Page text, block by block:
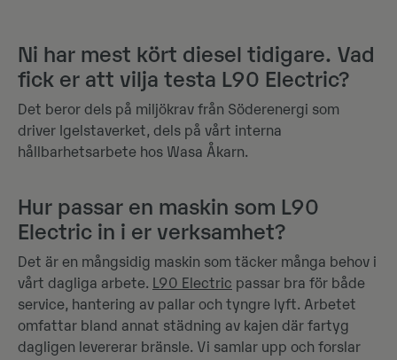
Ni har mest kört diesel tidigare. Vad
fick er att vilja testa L90 Electric?
Det beror dels på miljökrav från Söderenergi som
driver Igelstaverket, dels på vårt interna
hållbarhetsarbete hos Wasa Åkarn.
Hur passar en maskin som L90
Electric in i er verksamhet?
Det är en mångsidig maskin som täcker många behov i
vårt dagliga arbete. L90 Electric passar bra för både
service, hantering av pallar och tyngre lyft. Arbetet
omfattar bland annat städning av kajen där fartyg
dagligen levererar bränsle. Vi samlar upp och forslar